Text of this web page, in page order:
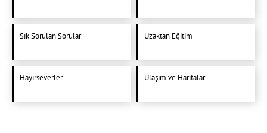
Sık Sorulan Sorular Uzaktan Eğitim
Hayırseverler Ulaşım ve Haritalar